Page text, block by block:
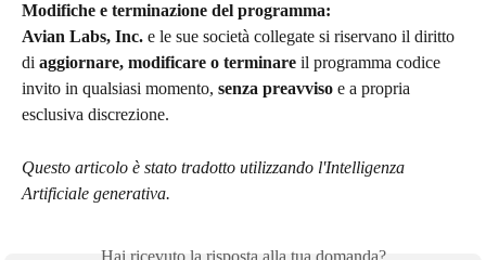
Modifiche e terminazione del programma:
Avian Labs, Inc. e le sue società collegate si riservano il diritto
di aggiornare, modificare o terminare il programma codice
invito in qualsiasi momento, senza preavviso e a propria
esclusiva discrezione.
Questo articolo è stato tradotto utilizzando l'Intelligenza
Artificiale generativa.
Hai ricevuto la risposta alla tua domanda?